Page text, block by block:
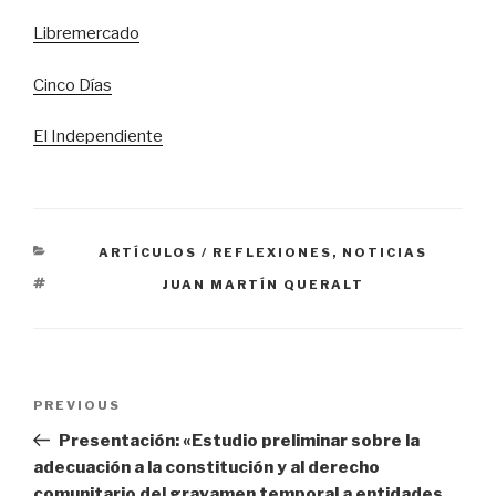
Libremercado
Cinco Días
El Independiente
CATEGORIES
ARTÍCULOS / REFLEXIONES , NOTICIAS
TAGS
JUAN MARTÍN QUERALT
entradas
Previous
Post
PREVIOUS
Presentación: «Estudio preliminar sobre la
adecuación a la constitución y al derecho